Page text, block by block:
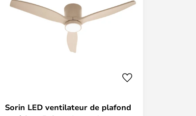
Sorin LED ventilateur de plafond